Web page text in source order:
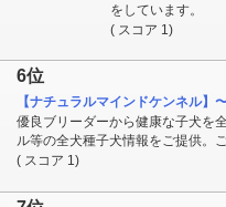
をしています。
( スコア 1)
6位
【ナチュラルマインドケンネル】
優良ブリーダーから健康な子犬を
ル等の全犬種子犬情報をご提供。
( スコア 1)